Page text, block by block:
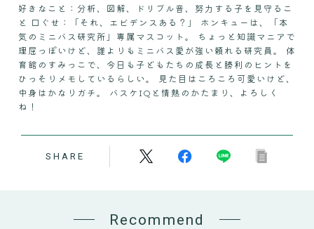
好きなこと：分析、図解、ドリブル音、努力する子を見守るこ
と 口ぐせ：「それ、エビデンスある？」 ホンキューは、「本
気のミニバス研究所」専属マスコット。 ちょっと知識マニアで
理屈っぽいけど、誰よりもミニバス愛が強い頼れる研究員。 体
育館のすみっこで、今日も子どもたちの成長と勝利のヒントを
ひっそりメモしているらしい。 見た目はころころ可愛いけど、
中身はかなりガチ。 バスケIQと情熱のかたまり、よろしく
ね！
SHARE
Recommend